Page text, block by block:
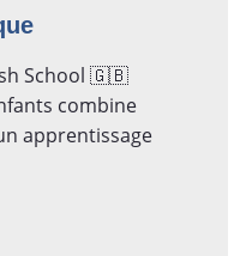
School 🇬🇧
combine
apprentissage